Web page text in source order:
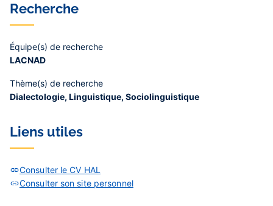
Recherche
Équipe(s) de recherche
LACNAD
Thème(s) de recherche
Dialectologie, Linguistique, Sociolinguistique
Liens utiles
Consulter le CV HAL
Consulter son site personnel